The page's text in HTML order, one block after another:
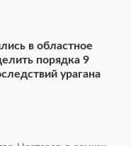
в областное
порядка 9
урагана